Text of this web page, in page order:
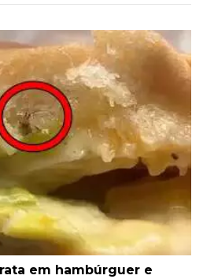
em hambúrguer e